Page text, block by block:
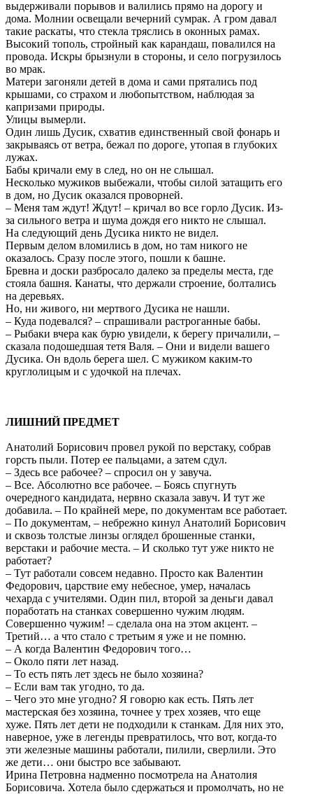
выдерживали порывов и валились прямо на дорогу и
дома. Молнии освещали вечерний сумрак. А гром давал
такие раскаты, что стекла тряслись в оконных рамах.
Высокий тополь, стройный как карандаш, повалился на
провода. Искры брызнули в стороны, и село погрузилось
во мрак.
Матери загоняли детей в дома и сами прятались под
крышами, со страхом и любопытством, наблюдая за
капризами природы.
Улицы вымерли.
Один лишь Дусик, схватив единственный свой фонарь и
закрываясь от ветра, бежал по дороге, утопая в глубоких
лужах.
Бабы кричали ему в след, но он не слышал.
Несколько мужиков выбежали, чтобы силой затащить его
в дом, но Дусик оказался проворней.
– Меня там ждут! Ждут! – кричал во все горло Дусик. Из-
за сильного ветра и шума дождя его никто не слышал.
На следующий день Дусика никто не видел.
Первым делом вломились в дом, но там никого не
оказалось. Сразу после этого, пошли к башне.
Бревна и доски разбросало далеко за пределы места, где
стояла башня. Канаты, что держали строение, болтались
на деревьях.
Но, ни живого, ни мертвого Дусика не нашли.
– Куда подевался? – спрашивали растроганные бабы.
– Рыбаки вчера как бурю увидели, к берегу причалили, –
сказала подошедшая тетя Валя. – Они и видели вашего
Дусика. Он вдоль берега шел. С мужиком каким-то
круглолицым и с удочкой на плечах.
ЛИШНИЙ ПРЕДМЕТ
Анатолий Борисович провел рукой по верстаку, собрав
горсть пыли. Потер ее пальцами, а затем сдул.
– Здесь все рабочее? – спросил он у завуча.
– Все. Абсолютно все рабочее. – Боясь спугнуть
очередного кандидата, нервно сказала завуч. И тут же
добавила. – По крайней мере, по документам все работает.
– По документам, – небрежно кинул Анатолий Борисович
и сквозь толстые линзы оглядел брошенные станки,
верстаки и рабочие места. – И сколько тут уже никто не
работает?
– Тут работали совсем недавно. Просто как Валентин
Федорович, царствие ему небесное, умер, началась
чехарда с учителями. Один пил, второй за деньги давал
поработать на станках совершенно чужим людям.
Совершенно чужим! – сделала она на этом акцент. –
Третий… а что стало с третьим я уже и не помню.
– А когда Валентин Федорович того…
– Около пяти лет назад.
– То есть пять лет здесь не было хозяина?
– Если вам так угодно, то да.
– Чего это мне угодно? Я говорю как есть. Пять лет
мастерская без хозяина, точнее у трех хозяев, что еще
хуже. Пять лет дети не подходили к станкам. Для них это,
наверное, уже в легенды превратилось, что вот, когда-то
эти железные машины работали, пилили, сверлили. Это
же дети… они быстро все забывают.
Ирина Петровна надменно посмотрела на Анатолия
Борисовича. Хотела было сдержаться и промолчать, но не